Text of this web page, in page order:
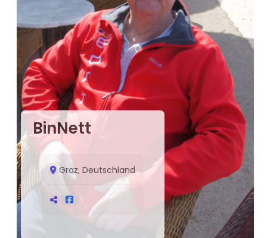
BinNett
Graz, Deutschland